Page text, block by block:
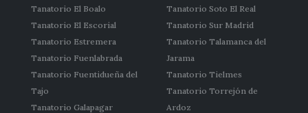
Tanatorio El Boalo
Tanatorio El Escorial
Tanatorio Estremera
Tanatorio Fuenlabrada
Tanatorio Fuentidueña del
Tajo
Tanatorio Galapagar
Tanatorio Soto El Real
Tanatorio Sur Madrid
Tanatorio Talamanca del
Jarama
Tanatorio Tielmes
Tanatorio Torrejón de
Ardoz